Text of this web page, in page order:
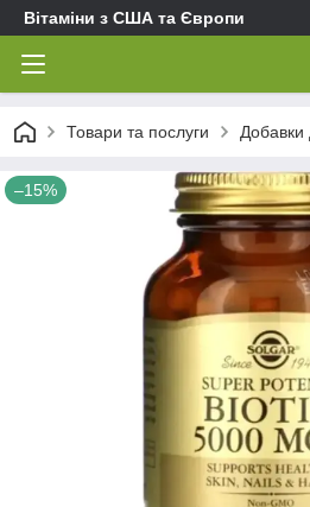
Вітаміни з США та Європи
Товари та послуги Добавки
–15%